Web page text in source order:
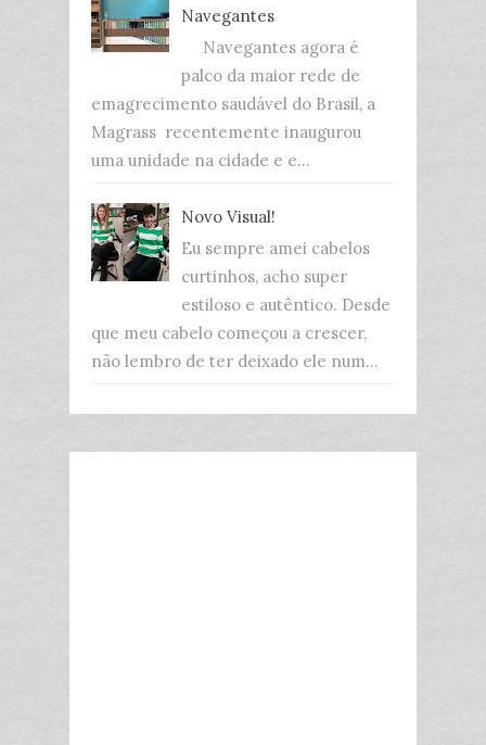
Navegantes
Navegantes agora é
palco da maior rede de
emagrecimento saudável do Brasil, a
Magrass recentemente inaugurou
uma unidade na cidade e e...
Novo Visual!
Eu sempre amei cabelos
curtinhos, acho super
estiloso e autêntico. Desde
que meu cabelo começou a crescer,
não lembro de ter deixado ele num...